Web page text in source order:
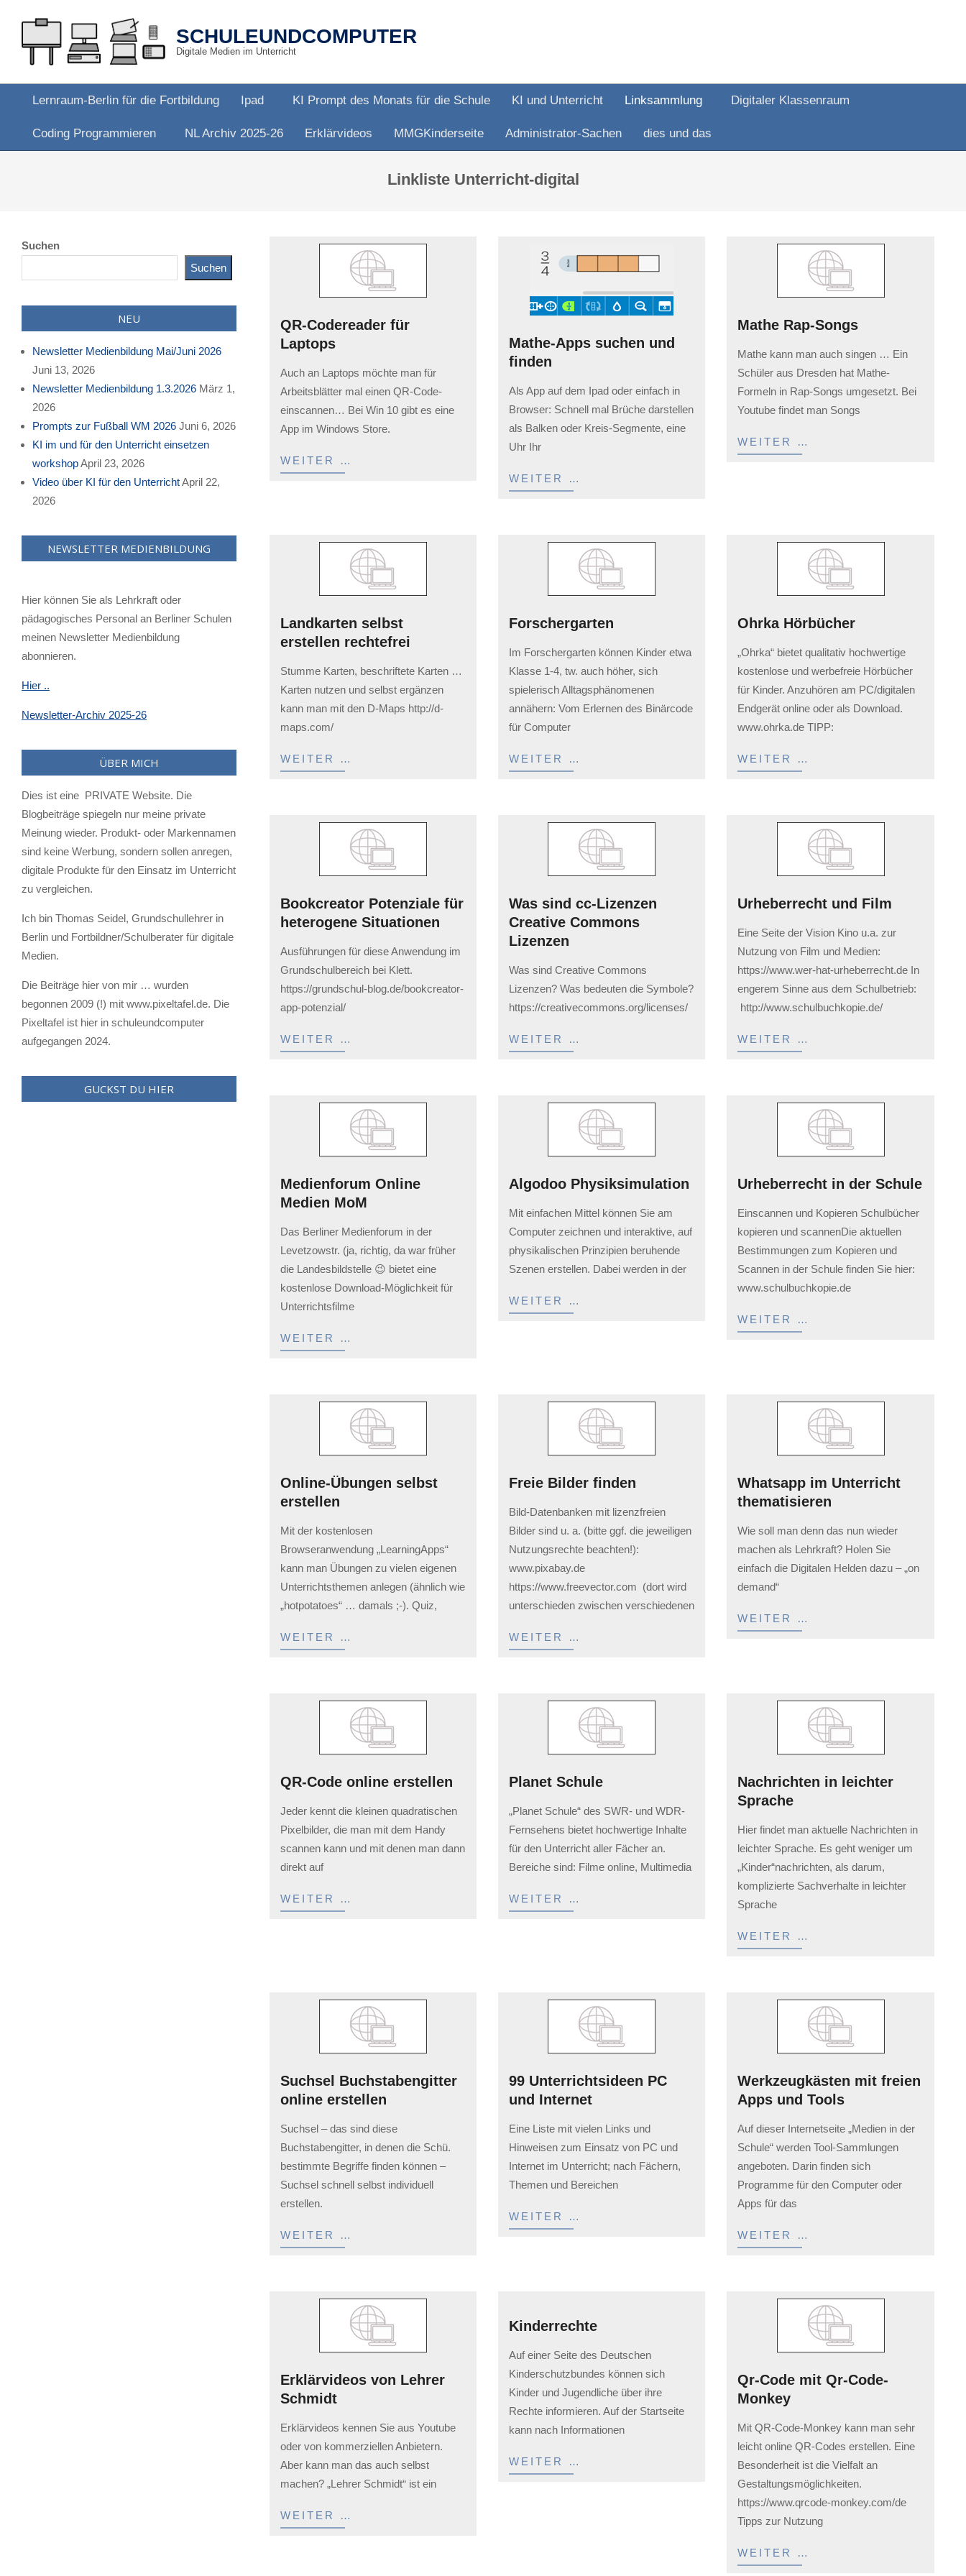
content
SCHULEUNDCOMPUTER
Digitale Medien im Unterricht
Navigation
Lernraum-Berlin für die Fortbildung Ipad KI Prompt des Monats für die Schule KI und Unterricht Linksammlung Digitaler Klassenraum
Coding Programmieren NL Archiv 2025-26 Erklärvideos MMGKinderseite Administrator-Sachen dies und das
Linkliste Unterricht-digital
QR-Codereader für
Laptops
01-
18
Auch an Laptops möchte man für
Arbeitsblätter mal einen QR-Code-
einscannen… Bei Win 10 gibt es eine
App im Windows Store.
WEITER …
Mathe-Apps suchen und
finden
04-
23
Als App auf dem Ipad oder einfach in
Browser: Schnell mal Brüche darstellen
als Balken oder Kreis-Segmente, eine
Uhr Ihr
WEITER …
Mathe Rap-Songs
02-
03
Mathe kann man auch singen … Ein
Schüler aus Dresden hat Mathe-
Formeln in Rap-Songs umgesetzt. Bei
Youtube findet man Songs
WEITER …
Landkarten selbst
erstellen rechtefrei
02-
03
Stumme Karten, beschriftete Karten …
Karten nutzen und selbst ergänzen
kann man mit den D-Maps http://d-
maps.com/
WEITER …
Forschergarten
02-
03
Im Forschergarten können Kinder etwa
Klasse 1-4, tw. auch höher, sich
spielerisch Alltagsphänomenen
annähern: Vom Erlernen des Binärcode
für Computer
WEITER …
Ohrka Hörbücher
02-
03
„Ohrka“ bietet qualitativ hochwertige
kostenlose und werbefreie Hörbücher
für Kinder. Anzuhören am PC/digitalen
Endgerät online oder als Download.
www.ohrka.de TIPP:
WEITER …
Bookcreator Potenziale für
heterogene Situationen
02-
03
Ausführungen für diese Anwendung im
Grundschulbereich bei Klett.
https://grundschul-blog.de/bookcreator-
app-potenzial/
WEITER …
Was sind cc-Lizenzen
Creative Commons
Lizenzen
02-
03
Was sind Creative Commons
Lizenzen? Was bedeuten die Symbole?
https://creativecommons.org/licenses/
WEITER …
Urheberrecht und Film
02-
03
Eine Seite der Vision Kino u.a. zur
Nutzung von Film und Medien:
https://www.wer-hat-urheberrecht.de In
engerem Sinne aus dem Schulbetrieb:
http://www.schulbuchkopie.de/
WEITER …
Medienforum Online
Medien MoM
02-
03
Das Berliner Medienforum in der
Levetzowstr. (ja, richtig, da war früher
die Landesbildstelle 😉 bietet eine
kostenlose Download-Möglichkeit für
Unterrichtsfilme
WEITER …
Algodoo Physiksimulation
02-
03
Mit einfachen Mittel können Sie am
Computer zeichnen und interaktive, auf
physikalischen Prinzipien beruhende
Szenen erstellen. Dabei werden in der
WEITER …
Urheberrecht in der Schule
02-
03
Einscannen und Kopieren Schulbücher
kopieren und scannenDie aktuellen
Bestimmungen zum Kopieren und
Scannen in der Schule finden Sie hier:
www.schulbuchkopie.de
WEITER …
Online-Übungen selbst
erstellen
02-
03
Mit der kostenlosen
Browseranwendung „LearningApps“
kann man Übungen zu vielen eigenen
Unterrichtsthemen anlegen (ähnlich wie
„hotpotatoes“ … damals ;-). Quiz,
WEITER …
Freie Bilder finden
02-
03
Bild-Datenbanken mit lizenzfreien
Bilder sind u. a. (bitte ggf. die jeweiligen
Nutzungsrechte beachten!):
www.pixabay.de
https://www.freevector.com (dort wird
unterschieden zwischen verschiedenen
WEITER …
Whatsapp im Unterricht
thematisieren
02-
03
Wie soll man denn das nun wieder
machen als Lehrkraft? Holen Sie
einfach die Digitalen Helden dazu – „on
demand“
WEITER …
QR-Code online erstellen
02-
03
Jeder kennt die kleinen quadratischen
Pixelbilder, die man mit dem Handy
scannen kann und mit denen man dann
direkt auf
WEITER …
Planet Schule
02-
03
„Planet Schule“ des SWR- und WDR-
Fernsehens bietet hochwertige Inhalte
für den Unterricht aller Fächer an.
Bereiche sind: Filme online, Multimedia
WEITER …
Nachrichten in leichter
Sprache
02-
03
Hier findet man aktuelle Nachrichten in
leichter Sprache. Es geht weniger um
„Kinder“nachrichten, als darum,
komplizierte Sachverhalte in leichter
Sprache
WEITER …
Suchsel Buchstabengitter
online erstellen
02-
03
Suchsel – das sind diese
Buchstabengitter, in denen die Schü.
bestimmte Begriffe finden können –
Suchsel schnell selbst individuell
erstellen.
WEITER …
99 Unterrichtsideen PC
und Internet
02-
03
Eine Liste mit vielen Links und
Hinweisen zum Einsatz von PC und
Internet im Unterricht; nach Fächern,
Themen und Bereichen
WEITER …
Werkzeugkästen mit freien
Apps und Tools
02-
03
Auf dieser Internetseite „Medien in der
Schule“ werden Tool-Sammlungen
angeboten. Darin finden sich
Programme für den Computer oder
Apps für das
WEITER …
Erklärvideos von Lehrer
Schmidt
02-
03
Erklärvideos kennen Sie aus Youtube
oder von kommerziellen Anbietern.
Aber kann man das auch selbst
machen? „Lehrer Schmidt“ ist ein
WEITER …
Kinderrechte
02-
03
Auf einer Seite des Deutschen
Kinderschutzbundes können sich
Kinder und Jugendliche über ihre
Rechte informieren. Auf der Startseite
kann nach Informationen
WEITER …
Qr-Code mit Qr-Code-
Monkey
02-
03
Mit QR-Code-Monkey kann man sehr
leicht online QR-Codes erstellen. Eine
Besonderheit ist die Vielfalt an
Gestaltungsmöglichkeiten.
https://www.qrcode-monkey.com/de
Tipps zur Nutzung
WEITER …
Suchen
Suchen
NEU
Newsletter Medienbildung Mai/Juni 2026
Juni 13, 2026
Newsletter Medienbildung 1.3.2026 März 1,
2026
Prompts zur Fußball WM 2026 Juni 6, 2026
KI im und für den Unterricht einsetzen
workshopApril 23, 2026
Video über KI für den UnterrichtApril 22,
2026
NEWSLETTER MEDIENBILDUNG
Hier können Sie als Lehrkraft oder
pädagogisches Personal an Berliner Schulen
meinen Newsletter Medienbildung
abonnieren.
Hier ..
Newsletter-Archiv 2025-26
ÜBER MICH
Dies ist eine PRIVATE Website. Die
Blogbeiträge spiegeln nur meine private
Meinung wieder. Produkt- oder Markennamen
sind keine Werbung, sondern sollen anregen,
digitale Produkte für den Einsatz im Unterricht
zu vergleichen.
Ich bin Thomas Seidel, Grundschullehrer in
Berlin und Fortbildner/Schulberater für digitale
Medien.
Die Beiträge hier von mir … wurden
begonnen 2009 (!) mit www.pixeltafel.de. Die
Pixeltafel ist hier in schuleundcomputer
aufgegangen 2024.
GUCKST DU HIER